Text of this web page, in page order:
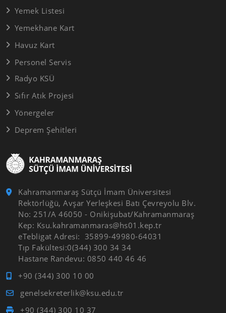
Kahramanmaraş Sütçü İmam Üniversitesi
Rektörlüğü, Avşar Yerleşkesi Batı Çevreyolu Blv.
No: 251/A 46050 - Onikişubat/Kahramanmaraş
Kep: Ksu.kahramanmaras@hs01.kep.tr
eTebligat Adresi: 35899-49980-64031
Tıp Fakültesi:0(344) 300 34 34
Hastane Randevu: 0850 440 46 46
+90 (344) 300 10 00
genelsekreterlik@ksu.edu.tr
+90 (344) 300 10 37
Yemek Listesi
Yemekhane Kart
Havuz Kart
Personel Servis
Radyo KSÜ
Sıfır Atık Projesi
Yönergeler
Deprem Şehitleri